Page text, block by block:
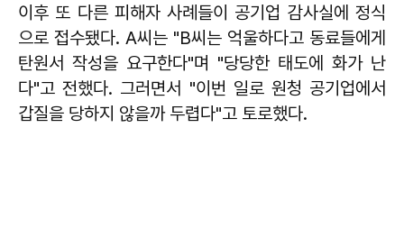
이후 또 다른 피해자 사례들이 공기업 감사실에 정식
으로 접수됐다. A씨는 "B씨는 억울하다고 동료들에게
탄원서 작성을 요구한다"며 "당당한 태도에 화가 난
다"고 전했다. 그러면서 "이번 일로 원청 공기업에서
갑질을 당하지 않을까 두렵다"고 토로했다.